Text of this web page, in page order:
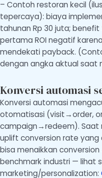
– Contoh restoran kecil
tepercaya): biaya
tahunan Rp 30 juta; benefit
pertama ROI negatif
mendekati payback.
dengan angka aktual saat
Konversi automasi
Konversi automasi
otomatisasi (visit→order,
campaign→redeem). Saat
uplift conversion rate
bisa menaikkan
benchmark industri — lihat
marketing/personalization: